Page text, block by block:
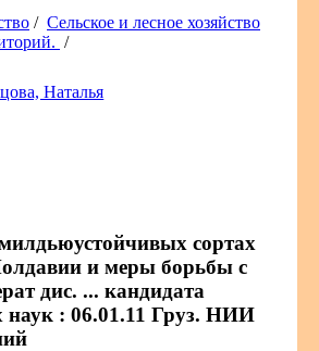
/ Сельское и лесное хозяйство
/
Наталья
сортах
и меры борьбы с
дис. ... кандидата
наук : 06.01.11 Груз. НИИ